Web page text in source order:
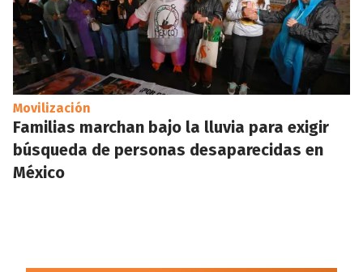
Movilización
Familias marchan bajo la lluvia para exigir
búsqueda de personas desaparecidas en
México